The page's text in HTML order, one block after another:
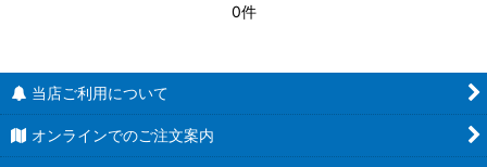
0件
当店ご利用について
オンラインでのご注文案内